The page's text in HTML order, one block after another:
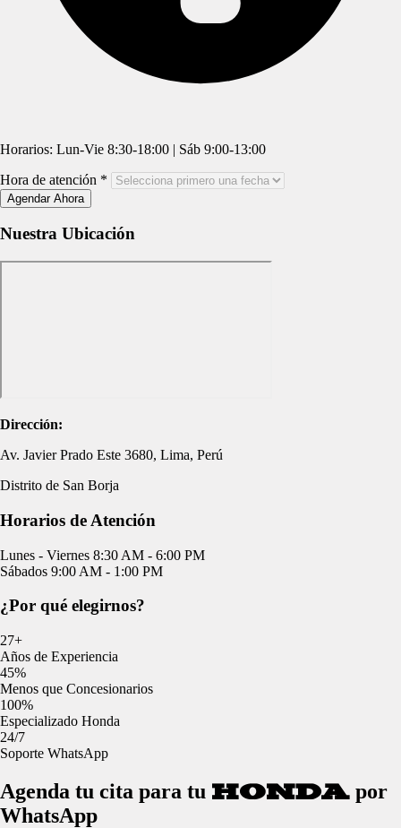
Horarios: Lun-Vie 8:30-18:00 | Sáb 9:00-13:00
Hora de atención *
Agendar Ahora
Nuestra Ubicación
Dirección:
Av. Javier Prado Este 3680, Lima, Perú
Distrito de San Borja
Horarios de Atención
Lunes - Viernes 8:30 AM - 6:00 PM
Sábados 9:00 AM - 1:00 PM
¿Por qué elegirnos?
27+
Años de Experiencia
45%
Menos que Concesionarios
100%
Especializado Honda
24/7
Soporte WhatsApp
Agenda tu cita para tu Honda por
WhatsApp